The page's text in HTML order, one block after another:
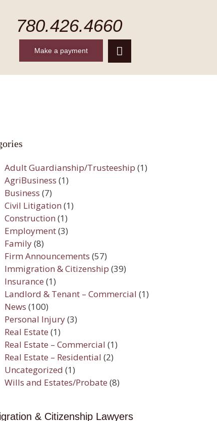
780.426.4660
Make a payment
Adult Guardianship/Trusteeship (1)
AgriBusiness (1)
Business (7)
Civil Litigation (1)
Construction (1)
Employment(3)
Family(8)
Firm Announcements (57)
Immigration & Citizenship (39)
Insurance (1)
Landlord & Tenant – Commercial (1)
News (100)
Personal Injury(3)
Real Estate (1)
Real Estate – Commercial (1)
Real Estate – Residential (2)
Uncategorized (1)
Wills and Estates/Probate (8)
& Citizenship Lawyers